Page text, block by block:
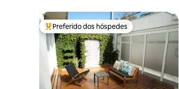
Entre os melhores preferidos dos hóspedes
Preferido dos hóspedes